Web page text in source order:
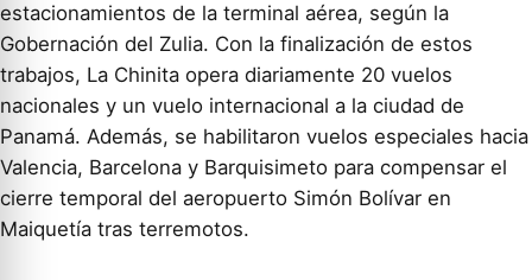
estacionamientos de la terminal aérea, según la
Gobernación del Zulia. Con la finalización de estos
trabajos, La Chinita opera diariamente 20 vuelos
nacionales y un vuelo internacional a la ciudad de
Panamá. Además, se habilitaron vuelos especiales hacia
Valencia, Barcelona y Barquisimeto para compensar el
cierre temporal del aeropuerto Simón Bolívar en
Maiquetía tras terremotos.